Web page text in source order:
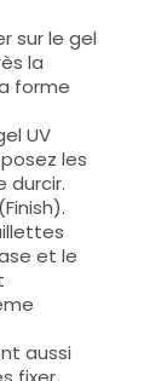
sur le gel
la
forme
UV
les
durcir.
et le
aussi